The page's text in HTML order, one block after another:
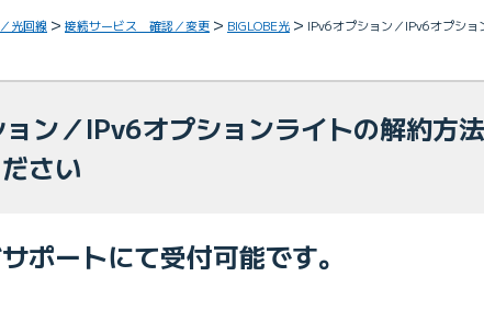
光回線 接続サービス 確認／変更 BIGLOBE光 IPv6オプション／IPv6オプシ
ン／IPv6オプションライトの解約方法
さい
ポートにて受付可能です。